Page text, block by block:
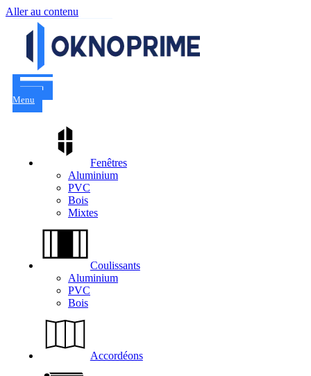
Aller au contenu
Menu
Fenêtres
Aluminium
PVC
Bois
Mixtes
Coulissants
Aluminium
PVC
Bois
Accordéons